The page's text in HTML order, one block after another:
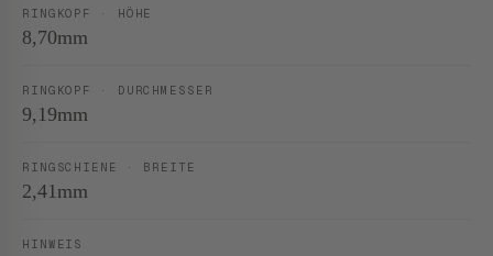
RINGKOPF · HÖHE
8,70mm
RINGKOPF · DURCHMESSER
9,19mm
RINGSCHIENE · BREITE
2,41mm
HINWEIS